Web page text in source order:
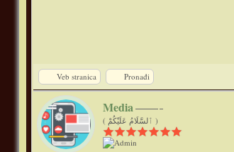
Veb stranica Pronađi
Media
( ٱلسَّلَامُ عَلَيْكُمْ )